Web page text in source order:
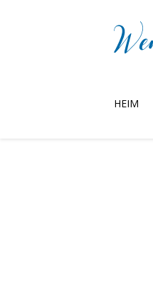
HEIM